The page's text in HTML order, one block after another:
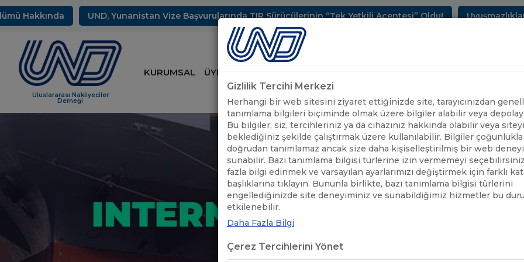
Hakkında UND, Yunanistan Vize Başvurularında TIR Sürücülerinin “Tek Yetkili Acentesi” Oldu! Uyuşmazlıkların
Uluslararası Nakliyeciler
Derneği
KURUMSAL ÜYELİK HİZMETLERİMİZ SEKTÖREL BİLGİLER UND YAYINLARI
Gizlilik Tercihi Merkezi
Herhangi bir web sitesini ziyaret ettiğinizde site, tarayıcınızdan
tanımlama bilgileri biçiminde olmak üzere bilgiler alabilir veya
Bu bilgiler; siz, tercihleriniz ya da cihazınız hakkında olabilir veya siteyi
beklediğiniz şekilde çalıştırmak üzere kullanılabilir. Bilgiler
doğrudan tanımlamaz ancak size daha kişiselleştirilmiş bir web
sunabilir. Bazı tanımlama bilgisi türlerine izin vermemeyi
fazla bilgi edinmek ve varsayılan ayarlarımızı değiştirmek için farklı
başlıklarına tıklayın. Bununla birlikte, bazı tanımlama bilgisi türlerini
engellediğinizde site deneyiminiz ve sunabildiğimiz hizmetler bu
etkilenebilir.
Daha Fazla Bilgi
Çerez Tercihlerini Yönet